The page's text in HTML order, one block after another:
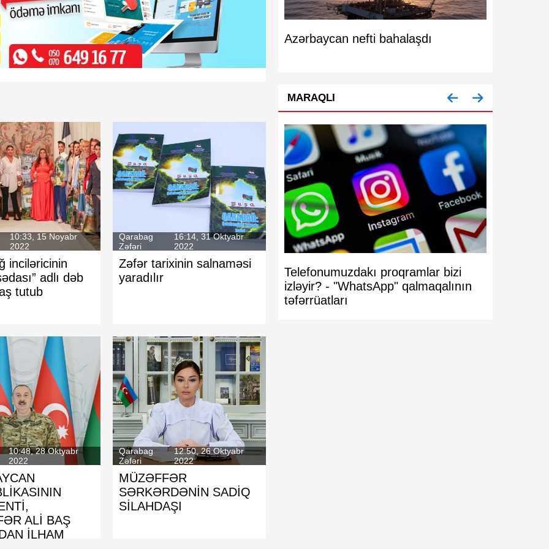
10:33, 15 Noyabr
2022
inciləricinin
adlı dəb
tutub
Qarabag
Zəfəri
16:14, 31 Oktyabr
2022
Zəfər tarixinin salnaməsi
yaradılır
10:48, 28 Oktyabr
2022
ALİ BAŞ
İLHAM
Qarabag
Zəfəri
12:50, 26 Oktyabr
2022
MÜZƏFFƏR
SƏRKƏRDƏNİN SADİQ
SİLAHDAŞI
qiymətləri
Məzənnələr açıqlandı:Avroda artım
qeydə alındı
Azərbaycan nefti bahalaşdı
MARAQLI
bağlana
Rasim Balayev Azərbaycan
Kinematoqrafçılar İttifaqının sədri
Telefonumuzdakı proqramlar bizi
izləyir? - "WhatsApp" qalmaqalının
təfərrüatları